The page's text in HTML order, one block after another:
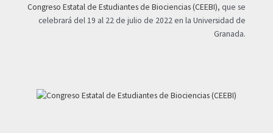
Congreso Estatal de Estudiantes de Biociencias (CEEBI), que se
celebrará del 19 al 22 de julio de 2022 en la Universidad de
Granada.